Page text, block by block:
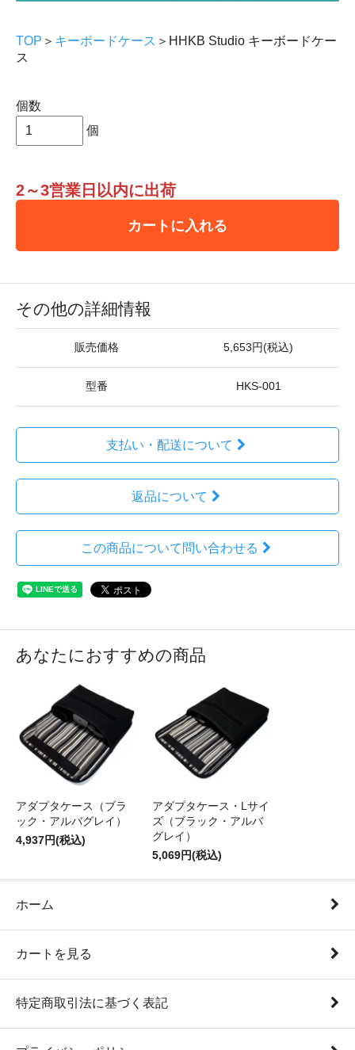
TOP ＞ キーボードケース ＞HHKB Studio キーボードケー
ス
個数
個
2～3営業日以内に出荷
カートに入れる
その他の詳細情報
販売価格 5,653円(税込)
型番 HKS-001
支払い・配送について
返品について
この商品について問い合わせる
あなたにおすすめの商品
アダプタケース（ブラ
ック・アルバグレイ）
4,937円(税込)
アダプタケース・Lサイ
ズ（ブラック・アルバ
グレイ）
5,069円(税込)
ホーム
カートを見る
特定商取引法に基づく表記